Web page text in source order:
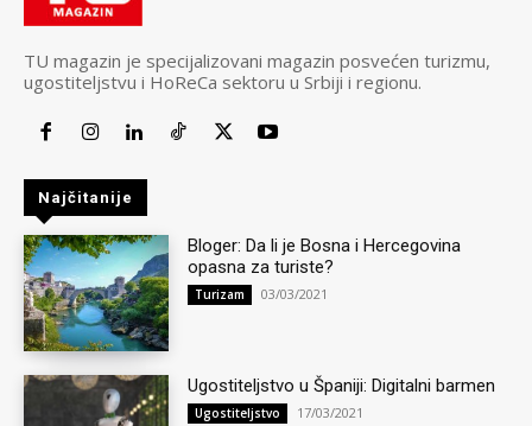
TU magazin je specijalizovani magazin posvećen turizmu,
ugostiteljstvu i HoReCa sektoru u Srbiji i regionu.
Najčitanije
Bloger: Da li je Bosna i Hercegovina
opasna za turiste?
Turizam 03/03/2021
Ugostiteljstvo u Španiji: Digitalni barmen
Ugostiteljstvo 17/03/2021